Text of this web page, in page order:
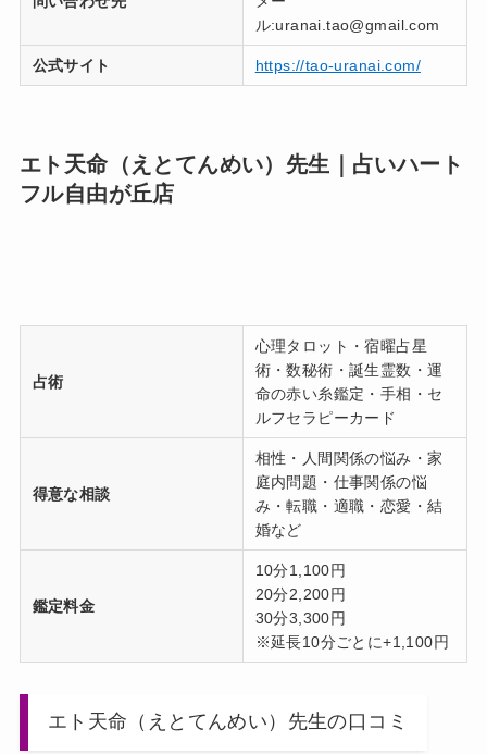
ル:uranai.tao@gmail.com
公式サイト https://tao-uranai.com/
エト天命（えとてんめい）先生｜占いハート
フル自由が丘店
占術
心理タロット・宿曜占星
術・数秘術・誕生霊数・運
命の赤い糸鑑定・手相・セ
ルフセラピーカード
得意な相談
相性・人間関係の悩み・家
庭内問題・仕事関係の悩
み・転職・適職・恋愛・結
婚など
鑑定料金
10分1,100円
20分2,200円
30分3,300円
※延長10分ごとに+1,100円
エト天命（えとてんめい）先生の口コミ